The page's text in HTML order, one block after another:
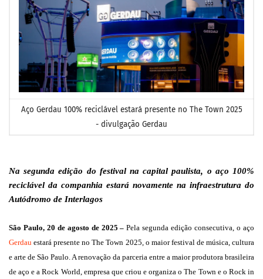
Aço Gerdau 100% reciclável estará presente no The Town 2025
- divulgação Gerdau
Na segunda edição do festival na capital paulista, o aço 100%
reciclável da companhia estará novamente na infraestrutura do
Autódromo de Interlagos
São Paulo, 20 de agosto de 2025 – Pela segunda edição consecutiva, o aço
Gerdau estará presente no The Town 2025, o maior festival de música, cultura
e arte de São Paulo. A renovação da parceria entre a maior produtora brasileira
de aço e a Rock World, empresa que criou e organiza o The Town e o Rock in